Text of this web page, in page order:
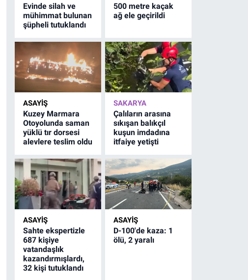
Evinde silah ve
mühimmat bulunan
şüpheli tutuklandı
500 metre kaçak
ağ ele geçirildi
ASAYİŞ
Kuzey Marmara
Otoyolunda saman
yüklü tır dorsesi
alevlere teslim oldu
SAKARYA
Çalıların arasına
sıkışan balıkçıl
kuşun imdadına
itfaiye yetişti
ASAYİŞ
Sahte ekspertizle
687 kişiye
vatandaşlık
kazandırmışlardı,
32 kişi tutuklandı
ASAYİŞ
D-100'de kaza: 1
ölü, 2 yaralı